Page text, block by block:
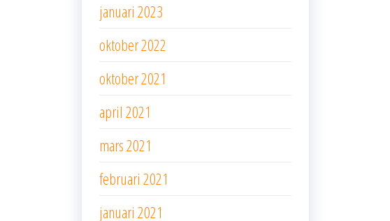
januari 2023
oktober 2022
oktober 2021
april 2021
mars 2021
februari 2021
januari 2021